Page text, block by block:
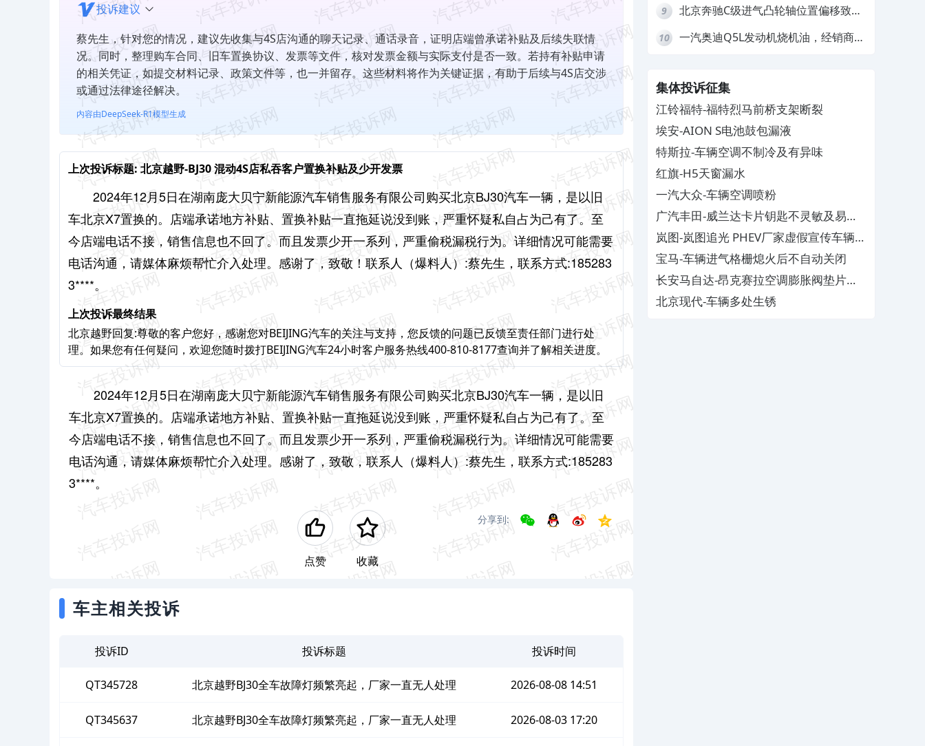
投诉建议
蔡先生，针对您的情况，建议先收集与4S店沟通的聊天记录、通话录音，证明店端曾承诺补贴及后续失联情
况。同时，整理购车合同、旧车置换协议、发票等文件，核对发票金额与实际支付是否一致。若持有补贴申请
的相关凭证，如提交材料记录、政策文件等，也一并留存。这些材料将作为关键证据，有助于后续与4S店交涉
或通过法律途径解决。
内容由DeepSeek-R1模型生成
上次投诉标题: 北京越野-BJ30 混动4S店私吞客户置换补贴及少开发票
2024年12月5日在湖南庞大贝宁新能源汽车销售服务有限公司购买北京BJ30汽车一辆，是以旧
车北京X7置换的。店端承诺地方补贴、置换补贴一直拖延说没到账，严重怀疑私自占为己有了。至
今店端电话不接，销售信息也不回了。而且发票少开一系列，严重偷税漏税行为。详细情况可能需要
电话沟通，请媒体麻烦帮忙介入处理。感谢了，致敬！ 联系人（爆料人）:蔡先生， 联系方式:185283
3****。
上次投诉最终结果
北京越野回复:尊敬的客户您好，感谢您对BEIJING汽车的关注与支持，您反馈的问题已反馈至责任部门进行处
理。如果您有任何疑问，欢迎您随时拨打BEIJING汽车24小时客户服务热线400-810-8177查询并了解相关进度。
2024年12月5日在湖南庞大贝宁新能源汽车销售服务有限公司购买北京BJ30汽车一辆，是以旧
车北京X7置换的。店端承诺地方补贴、置换补贴一直拖延说没到账，严重怀疑私自占为己有了。至
今店端电话不接，销售信息也不回了。而且发票少开一系列，严重偷税漏税行为。详细情况可能需要
电话沟通，请媒体麻烦帮忙介入处理。感谢了，致敬，联系人（爆料人）:蔡先生，联系方式:185283
3****。
点赞 收藏
分享到:
车主相关投诉
投诉ID 投诉标题 投诉时间
QT345728 北京越野BJ30全车故障灯频繁亮起，厂家一直无人处理 2026-08-08 14:51
QT345637 北京越野BJ30全车故障灯频繁亮起，厂家一直无人处理 2026-08-03 17:20
9
北京奔驰C级进气凸轮轴位置偏移致发
10
一汽奥迪Q5L发动机烧机油，经销商推
集体投诉征集
江铃福特-福特烈马前桥支架断裂
埃安-AION S电池鼓包漏液
特斯拉-车辆空调不制冷及有异味
红旗-H5天窗漏水
一汽大众-车辆空调喷粉
广汽丰田-威兰达卡片钥匙不灵敏及易消
磁
岚图-岚图追光 PHEV厂家虚假宣传车辆配
置与功能
宝马-车辆进气格栅熄火后不自动关闭
长安马自达-昂克赛拉空调膨胀阀垫片生
锈
北京现代-车辆多处生锈